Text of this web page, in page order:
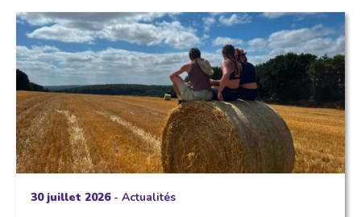
30 juillet 2026- Actualités